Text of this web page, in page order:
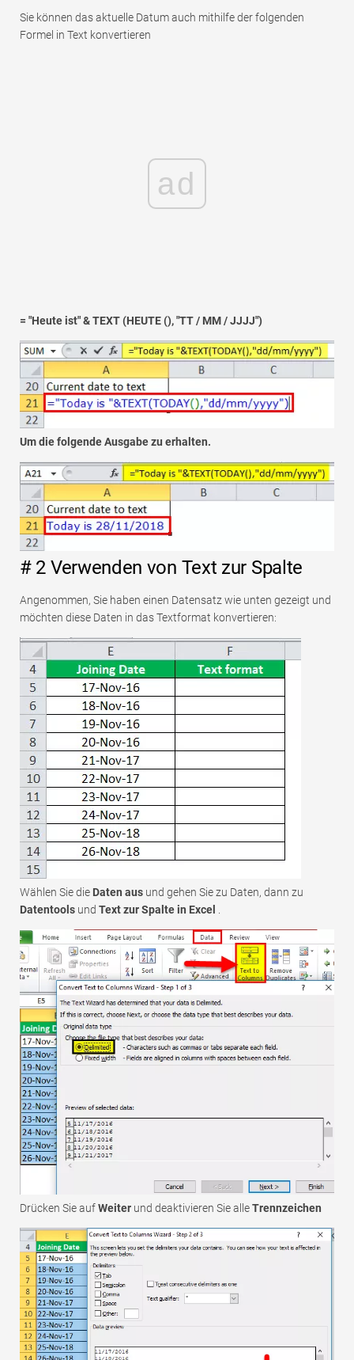
Sie können das aktuelle Datum auch mithilfe der folgenden
Formel in Text konvertieren
ad
= "Heute ist" & TEXT (HEUTE (), "TT / MM / JJJJ")
Um die folgende Ausgabe zu erhalten.
# 2 Verwenden von Text zur Spalte
Angenommen, Sie haben einen Datensatz wie unten gezeigt und
möchten diese Daten in das Textformat konvertieren:
Wählen Sie die Daten aus und gehen Sie zu Daten, dann zu
Datentools und Text zur Spalte in Excel
Drücken Sie aufWeiter und deaktivieren Sie alleTrennzeichen